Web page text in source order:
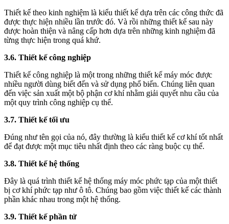
Thiết kế theo kinh nghiệm là kiểu thiết kế dựa trên các công thức đã
được thực hiện nhiều lần trước đó. Và rồi những thiết kế sau này
được hoàn thiện và nâng cấp hơn dựa trên những kinh nghiệm đã
từng thực hiện trong quá khứ.
3.6. Thiết kế công nghiệp
Thiết kế công nghiệp là một trong những thiết kế máy móc được
nhiều người dùng biết đến và sử dụng phổ biến. Chúng liên quan
đến việc sản xuất một bộ phận cơ khí nhằm giải quyết nhu cầu của
một quy trình công nghiệp cụ thể.
3.7. Thiết kế tối ưu
Đúng như tên gọi của nó, đây thường là kiểu thiết kế cơ khí tốt nhất
để đạt được một mục tiêu nhất định theo các ràng buộc cụ thể.
3.8. Thiết kế hệ thống
Đây là quá trình thiết kế hệ thống máy móc phức tạp của một thiết
bị cơ khí phức tạp như ô tô. Chúng bao gồm việc thiết kế các thành
phần khác nhau trong một hệ thống.
3.9. Thiết kế phần tử